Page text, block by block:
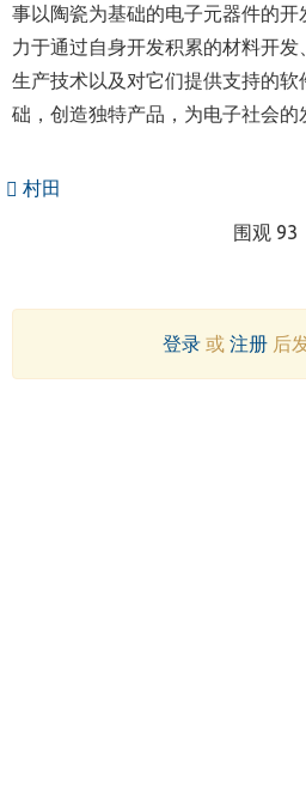
事以陶瓷为基础的电子元器件的
力于通过自身开发积累的材料开发
生产技术以及对它们提供支持的软
础，创造独特产品，为电子社会的
村田
围观 93
登录或 注册后